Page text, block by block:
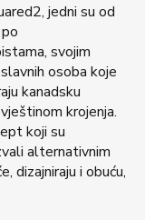
jedni su od
svojim
osoba koje
kanadsku
krojenja.
koji su
alternativnim
dizajniraju i obuću,